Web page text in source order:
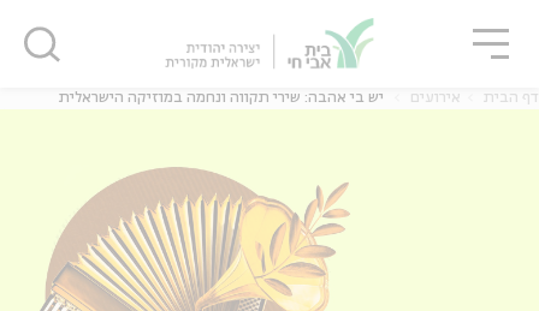
דף הבית אירועים יש בי אהבה: שירי תקווה ונחמה במוזיקה הישראלית
סגור